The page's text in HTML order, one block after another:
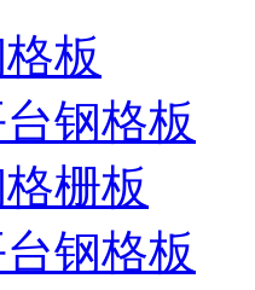
板
钢格板
栅板
钢格板